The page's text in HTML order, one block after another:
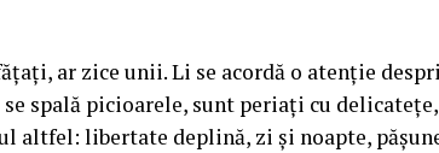
ar zice unii. Li se acordă o atenție
spală picioarele, sunt periați cu
altfel: libertate deplină, zi și noapte,